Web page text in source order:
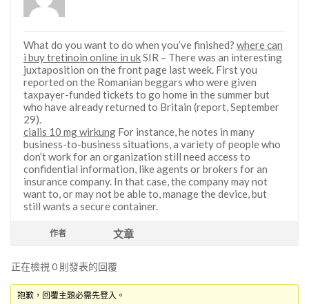
What do you want to do when you’ve finished? where can
i buy tretinoin online in ukSIR – There was an interesting
juxtaposition on the front page last week. First you
reported on the Romanian beggars who were given
taxpayer-funded tickets to go home in the summer but
who have already returned to Britain (report, September
29).
cialis 10 mg wirkung For instance, he notes in many
business-to-business situations, a variety of people who
don’t work for an organization still need access to
confidential information, like agents or brokers for an
insurance company. In that case, the company may not
want to, or may not be able to, manage the device, but
still wants a secure container.
作者 文章
正在檢視 0 則發表的回覆
抱歉，回覆主題必需先登入。